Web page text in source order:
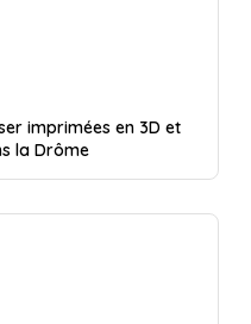
imprimées en 3D et
la Drôme